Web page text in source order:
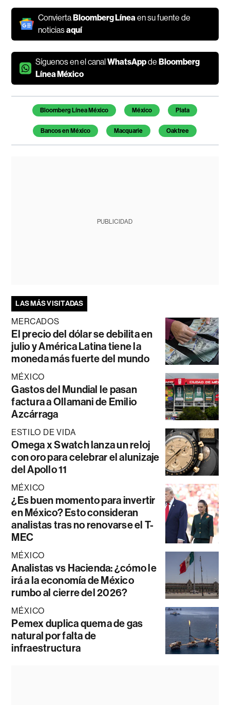
ConviertaBloomberg Línea en su fuente de
noticiasaquí
Síguenos en el canalWhatsAppdeBloomberg
Línea México
Temas de este artículo
Bloomberg Línea México México Plata
Bancos en México Macquarie Oaktree
PUBLICIDAD
LAS MÁS VISITADAS
MERCADOS
El precio del dólar se debilita en
julio y América Latina tiene la
moneda más fuerte del mundo
MÉXICO
Gastos del Mundial le pasan
factura a Ollamani de Emilio
Azcárraga
ESTILO DE VIDA
Omega x Swatch lanza un reloj
con oro para celebrar el alunizaje
del Apollo 11
MÉXICO
¿Es buen momento para invertir
en México? Esto consideran
analistas tras no renovarse el T-
MEC
MÉXICO
Analistas vs Hacienda: ¿cómo le
irá a la economía de México
rumbo al cierre del 2026?
MÉXICO
Pemex duplica quema de gas
natural por falta de
infraestructura